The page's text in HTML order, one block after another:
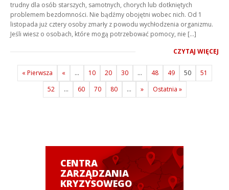
trudny dla osób starszych, samotnych, chorych lub dotkniętych
problemem bezdomności. Nie bądźmy obojętni wobec nich. Od 1
listopada już cztery osoby zmarły z powodu wychłodzenia organizmu.
Jeśli wiesz o osobach, które mogą potrzebować pomocy, nie […]
CZYTAJ WIĘCEJ
« Pierwsza « ... 10 20 30 ... 48 49 50
51
52
... 60 70 80 ... » Ostatnia »
CENTRA
ZARZĄDZANIA
KRYZYSOWEGO